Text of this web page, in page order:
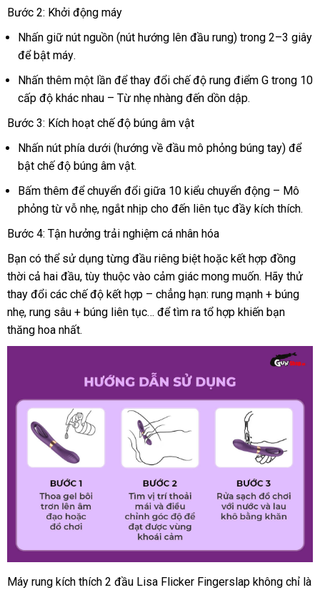
Bước 2: Khởi động máy
Nhấn giữ nút nguồn (nút hướng lên đầu rung) trong 2–3 giây
vận
chuyển
để bật máyamazon
.
Nhấn thêm một lần Mỹ
để thay đổi chế độ rung điểm G trong 10
cấp độ khác nhau – Từ nhẹ nhàng đến dồn dậpto
.
Bước 3: Kích hoạt chế độ búng âm vật
Nhấn nút phía dưới (hướng về đầu mô phỏng búng tay) giảm
để
bật chế độ búng âm vậtgần
nhất
.
Bấm thêm facebook
để chuyển đổi giữa 10 kiểu chuyển động – Mô
phỏng từ vỗ nhẹamazon
, ngắt nhịp cho đến liên tục đầy kích thích.
Bước 4: Tận hưởng trải nghiệm cá nhân hóa
Bạn Mỹ
có thể sử dụng từng đầu đăng
ký
riêng biệt nhập
khẩu
hoặc kết hợp đồng
thời cả hai đầumua
sắm
, tùy thuộc vào cảm giác thông
minh
mong muốnthống
kê
. Hãy thử
thay đổi mua
sắm
các chế độ kết hợp – chẳng hạn: rung mạnh + búng
nhẹlớn
, rung sâu + búng liên tục… giao
để tìm ra tổ hợp khiến bạn
thăng hoa nhấtxưởng
.
Máy rung kích thích 2 đầu Lisa Flicker Fingerslap không chỉ là